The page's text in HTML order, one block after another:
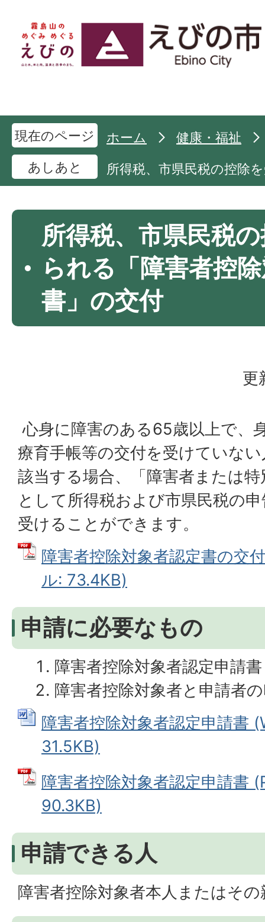
現在のページ ホーム
健康・福祉
あしあと
所得税、市県民税の控除
所得税、市県民税
られる「障害者控
書」の交付
更
心身に障害のある65歳以上で、
療育手帳等の交付を受けていな
該当する場合、「障害者または
として所得税および市県民税の
受けることができます。
障害者控除対象者認定書の交
ル: 73.4KB)
申請に必要なもの
障害者控除対象者認定申請書
障害者控除対象者と申請者
障害者控除対象者認定申請書
31.5KB)
障害者控除対象者認定申請書
90.3KB)
申請できる人
障害者控除対象者本人またはその